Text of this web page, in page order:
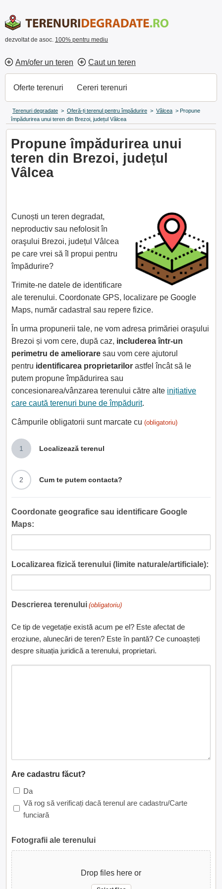
dezvoltat de asoc. 100% pentru mediu
Am/ofer un teren Caut un teren
Oferte terenuri Cereri terenuri
Terenuri degradate > Oferă-ți terenul pentru împădurire > Vâlcea > Propune
împădurirea unui teren din Brezoi, județul Vâlcea
Propune împădurirea unui
teren din Brezoi, județul
Vâlcea
Cunoști un teren degradat,
neproductiv sau nefolosit în
oraşului Brezoi, județul Vâlcea
pe care vrei să îl propui pentru
împădurire?
Trimite-ne datele de identificare
ale terenului. Coordonate GPS, localizare pe Google
Maps, număr cadastral sau repere fizice.
În urma propunerii tale, ne vom adresa primăriei oraşului
Brezoi și vom cere, după caz, includerea într-un
perimetru de ameliorare sau vom cere ajutorul
pentru identificarea proprietarilor astfel încât să le
putem propune împădurirea sau
concesionarea/vânzarea terenului către alte inițiative
care caută terenuri bune de împădurit.
Câmpurile obligatorii sunt marcate cu (obligatoriu)
1 Localizează terenul
2 Cum te putem contacta?
Coordonate geografice sau identificare Google
Maps:
Localizarea fizică terenului (limite naturale/artificiale):
Descrierea terenului (obligatoriu)
Ce tip de vegetație există acum pe el? Este afectat de
eroziune, alunecări de teren? Este în pantă? Ce cunoașteți
despre situația juridică a terenului, proprietari.
Are cadastru făcut?
Da
Vă rog să verificați dacă terenul are cadastru/Carte
funciară
Fotografii ale terenului
Drop files here or